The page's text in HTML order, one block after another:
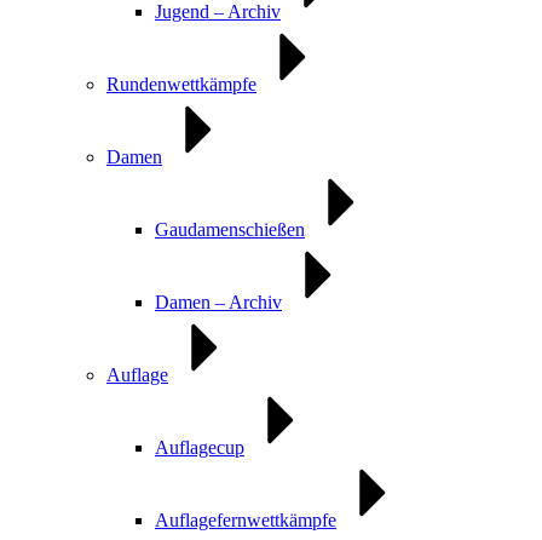
Jugend – Archiv
Rundenwettkämpfe
Damen
Gaudamenschießen
Damen – Archiv
Auflage
Auflagecup
Auflagefernwettkämpfe